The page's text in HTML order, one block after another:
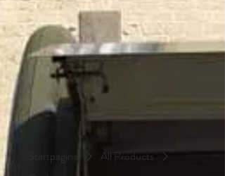
Startpagina
All Products